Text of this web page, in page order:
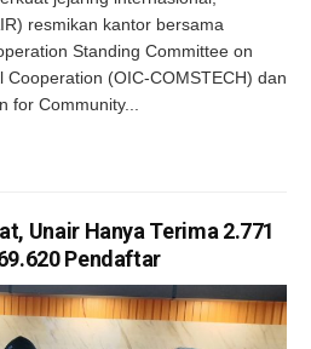
resmikan kantor bersama
Standing Committee on
Cooperation (OIC-COMSTECH) dan
for Community...
Unair Hanya Terima 2.771
Pendaftar